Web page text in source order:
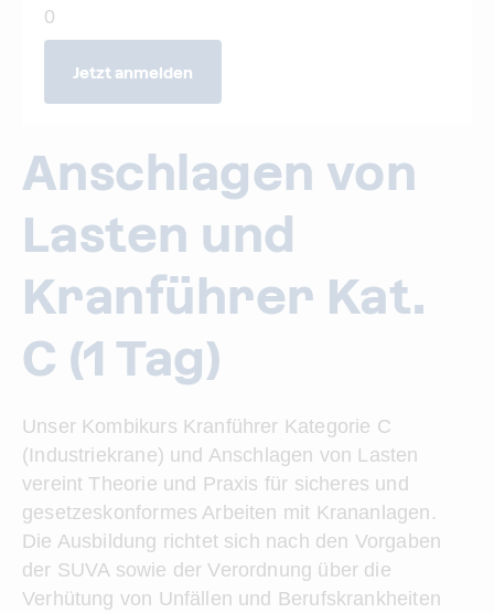
Anschlagen von
Lasten und
Kranführer Kat.
C (1 Tag)
Unser Kombikurs Kranführer Kategorie C
(Industriekrane) und Anschlagen von Lasten
vereint Theorie und Praxis für sicheres und
gesetzeskonformes Arbeiten mit Krananlagen.
Die Ausbildung richtet sich nach den Vorgaben
der SUVA sowie der Verordnung über die
Verhütung von Unfällen und Berufskrankheiten
0
Jetzt anmelden